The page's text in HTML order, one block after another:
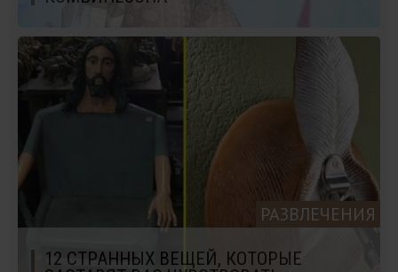
РАЗВЛЕЧЕНИЯ
12 СТРАННЫХ ВЕЩЕЙ, КОТОРЫЕ